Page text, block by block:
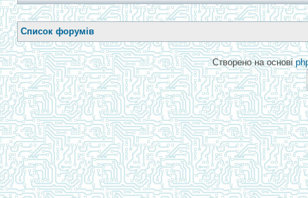
Список форумів
Створено на основі